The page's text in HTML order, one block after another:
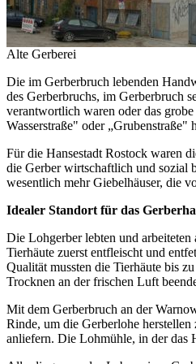
Alte Gerberei
Die im Gerberbruch lebenden
des Gerberbruchs, im Gerberbruch
verantwortlich waren oder das
Wasserstraße" oder „Grubenstraße"
Für die Hansestadt Rostock waren
die Gerber wirtschaftlich und sozial
wesentlich mehr Giebelhäuser, die
Idealer Standort für das
Die Lohgerber lebten und arbeiteten
Tierhäute zuerst entfleischt und
Qualität mussten die Tierhäute bis
Trocknen an der frischen Luft
Mit dem Gerberbruch an der
Rinde, um die Gerberlohe
anliefern. Die Lohmühle, in der das